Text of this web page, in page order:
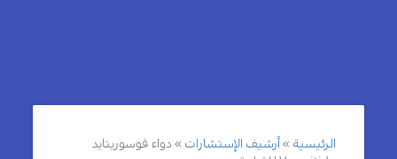
الرئيسية أرشيف الإستشارات
دواء فوسوريتايد